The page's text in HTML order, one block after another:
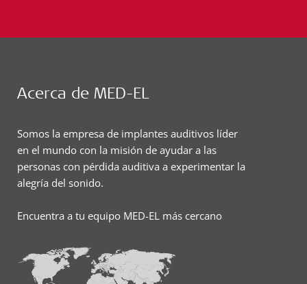
Acerca de MED-EL
Somos la empresa de implantes auditivos líder
en el mundo con la misión de ayudar a las
personas con pérdida auditiva a experimentar la
alegría del sonido.
Encuentra a tu equipo MED-EL más cercano